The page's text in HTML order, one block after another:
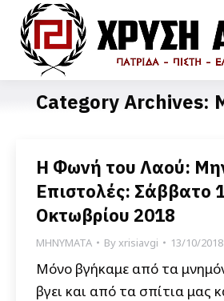
Category Archives:
Η Φωνή του Λαού:
Επιστολές: Σάββατο
Οκτωβρίου 2018
ΜΗΝΥΜΑΤΑ Byxrisiavgi 13/10/2018
Μόνο βγήκαμε από τα
βγει και από τα σπίτια μας